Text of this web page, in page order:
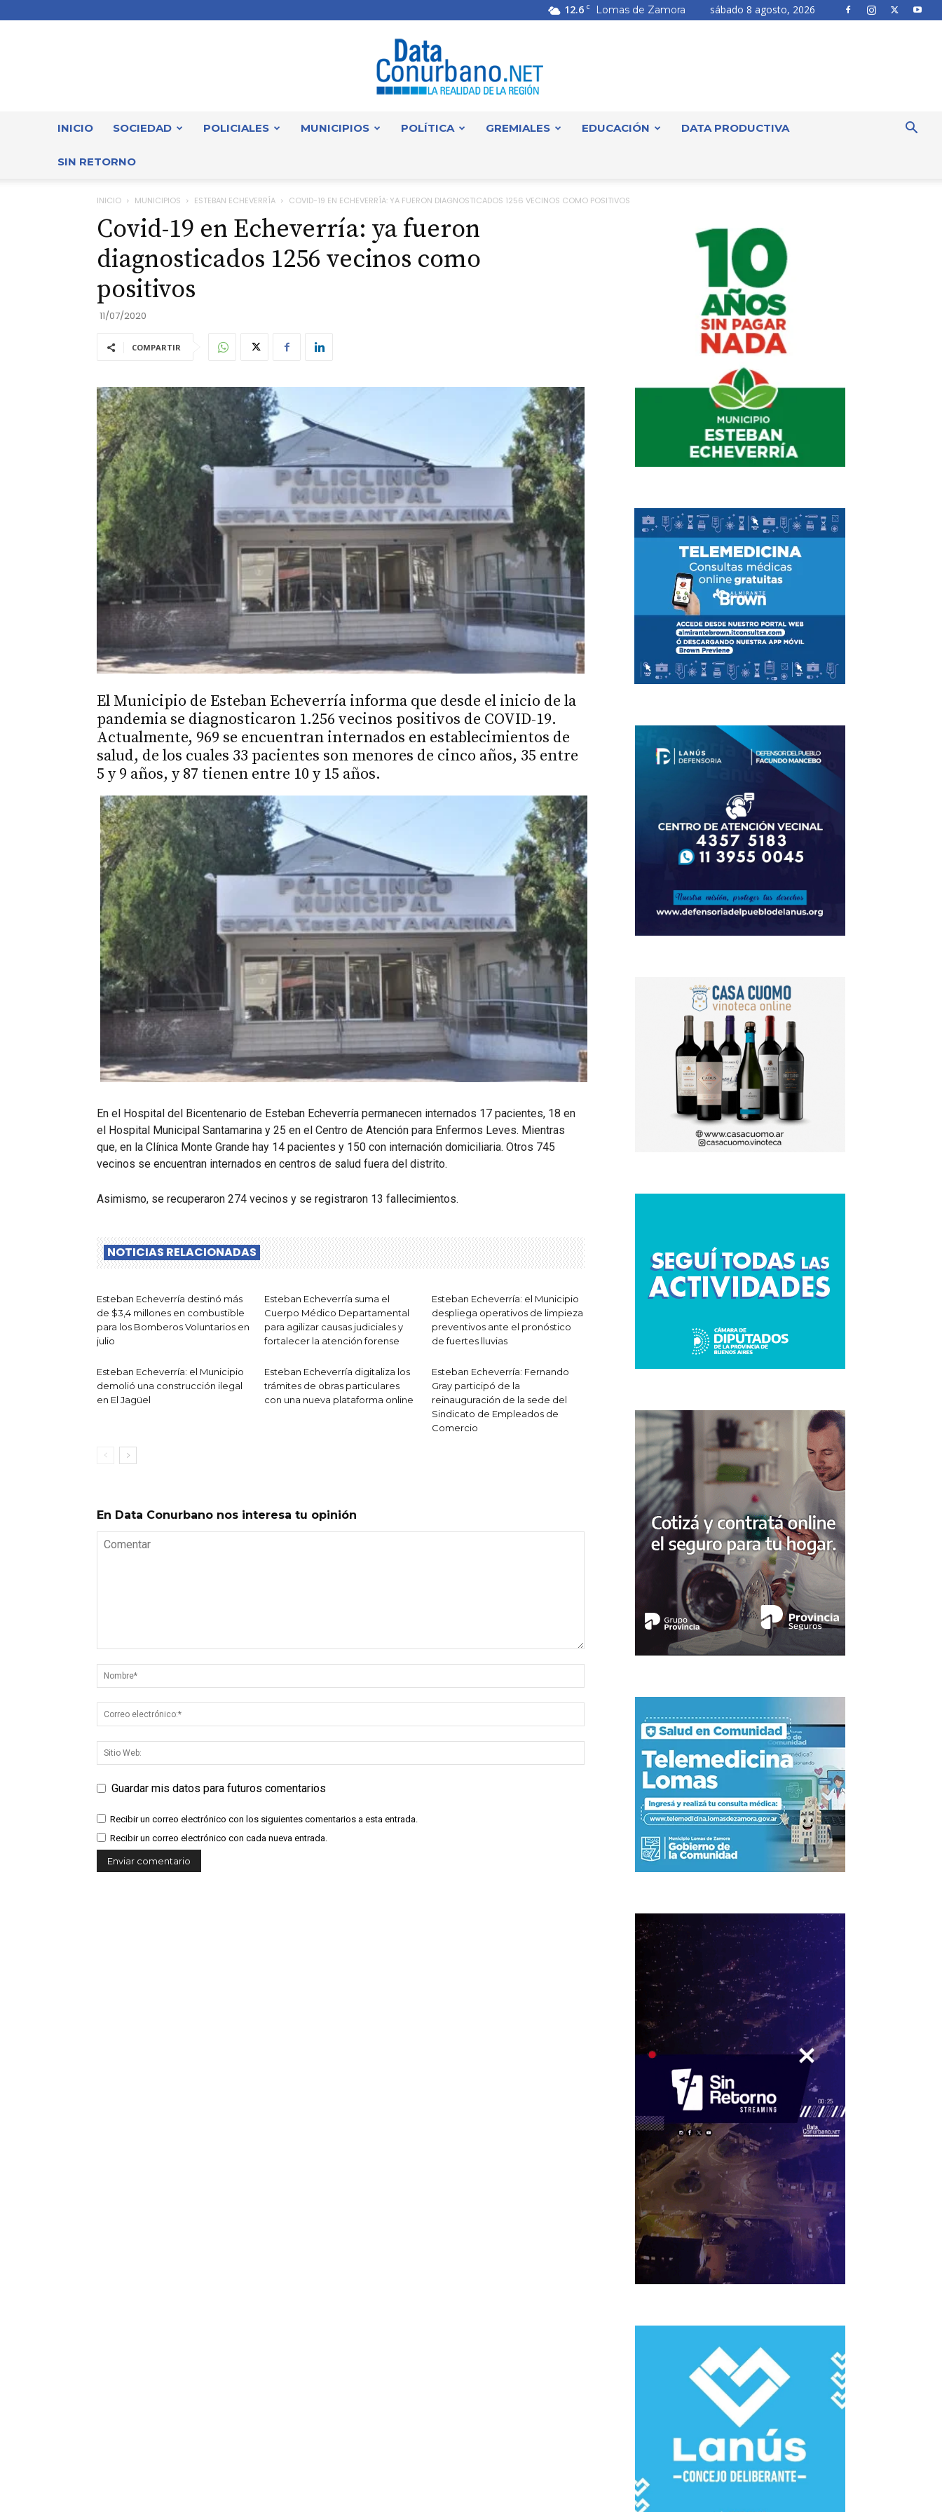
12.6 C Lomas de Zamora sábado 8 agosto, 2026
INICIO SOCIEDAD POLICIALES MUNICIPIOS POLÍTICA GREMIALES EDUCACIÓN DATA PRODUCTIVA
SIN RETORNO
INICIO MUNICIPIOS ESTEBAN ECHEVERRÍA COVID-19 EN ECHEVERRÍA: YA FUERON DIAGNOSTICADOS 1256 VECINOS COMO POSITIVOS
Covid-19 en Echeverría: ya fueron
diagnosticados 1256 vecinos como
positivos
11/07/2020
COMPARTIR
El Municipio de Esteban Echeverría informa que desde el inicio de la
pandemia se diagnosticaron 1.256 vecinos positivos de COVID-19.
Actualmente, 969 se encuentran internados en establecimientos de
salud, de los cuales 33 pacientes son menores de cinco años, 35 entre
5 y 9 años, y 87 tienen entre 10 y 15 años.
En el Hospital del Bicentenario de Esteban Echeverría permanecen internados 17 pacientes, 18 en
el Hospital Municipal Santamarina y 25 en el Centro de Atención para Enfermos Leves. Mientras
que, en la Clínica Monte Grande hay 14 pacientes y 150 con internación domiciliaria. Otros 745
vecinos se encuentran internados en centros de salud fuera del distrito.
Asimismo, se recuperaron 274 vecinos y se registraron 13 fallecimientos.
NOTICIAS RELACIONADAS
Esteban Echeverría destinó más
de $3,4 millones en combustible
para los Bomberos Voluntarios en
julio
Esteban Echeverría suma el
Cuerpo Médico Departamental
para agilizar causas judiciales y
fortalecer la atención forense
Esteban Echeverría: el Municipio
despliega operativos de limpieza
preventivos ante el pronóstico
de fuertes lluvias
Esteban Echeverría: el Municipio
demolió una construcción ilegal
en El Jagüel
Esteban Echeverría digitaliza los
trámites de obras particulares
con una nueva plataforma online
Esteban Echeverría: Fernando
Gray participó de la
reinauguración de la sede del
Sindicato de Empleados de
Comercio
En Data Conurbano nos interesa tu opinión
Guardar mis datos para futuros comentarios
Recibir un correo electrónico con los siguientes comentarios a esta entrada.
Recibir un correo electrónico con cada nueva entrada.